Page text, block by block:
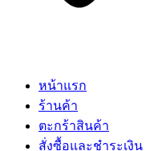
หน้าแรก
ร้านค้า
ตะกร้าสินค้า
สั่งซื้อและชำระเงิน